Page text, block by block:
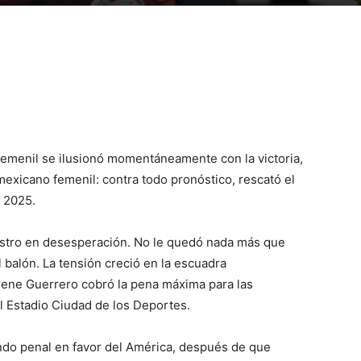
se ilusionó momentáneamente con la victoria,
femenil: contra todo pronóstico, rescató el
en desesperación. No le quedó nada más que
La tensión creció en la escuadra
Guerrero cobró la pena máxima para las
Estadio Ciudad de los Deportes.
penal en favor del América, después de que